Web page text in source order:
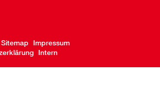
Sitemap
Impressum
Intern